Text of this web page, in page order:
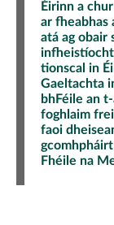
Éirinn a
ar fheabhas
atá ag obair
tionscal in
Gaeltachta
bhFéile an
foghlaim
faoi
Fhéile na